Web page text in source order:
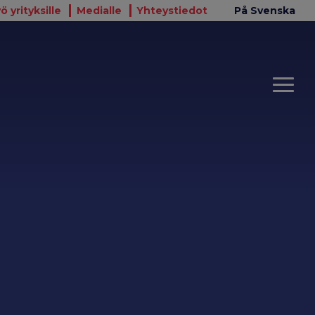
yrityksille Medialle Yhteystiedot På Svenska